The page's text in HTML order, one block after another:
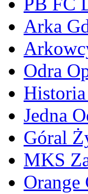
Arka
Odra
Jedna
Góral
MKS